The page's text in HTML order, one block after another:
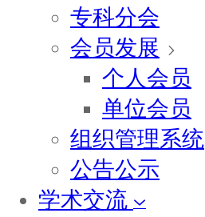
专科分会
会员发展
个人会员
单位会员
组织管理系统
公告公示
学术交流